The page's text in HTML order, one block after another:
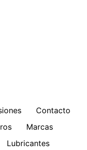
Contacto
Marcas
Lubricantes